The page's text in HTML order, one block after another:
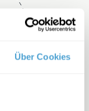
Über Cookies